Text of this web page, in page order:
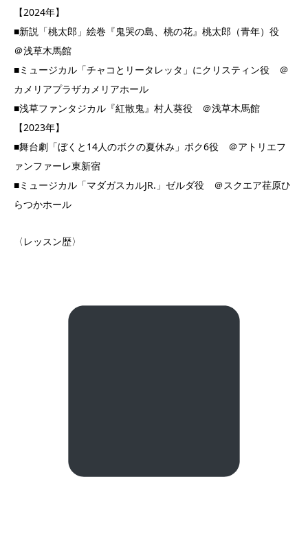
【2024年】
■新説「桃太郎」絵巻『鬼哭の島、桃の花』桃太郎（青年）役
＠浅草木馬館
■ミュージカル「チャコとリータレッタ」にクリスティン役 ＠
カメリアプラザカメリアホール
■浅草ファンタジカル『紅散鬼』村人葵役 ＠浅草木馬館
【2023年】
■舞台劇「ぼくと14人のボクの夏休み」ボク6役 ＠アトリエフ
ァンファーレ東新宿
■ミュージカル「マダガスカルJR.」ゼルダ役 ＠スクエア荏原ひ
らつかホール
〈レッスン歴〉